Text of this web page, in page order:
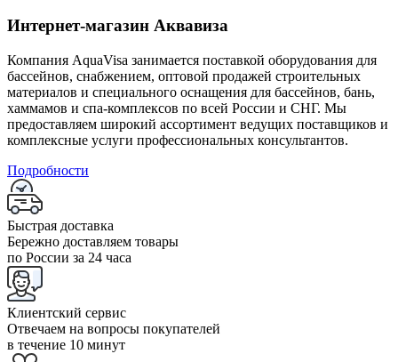
Интернет-магазин Аквавиза
Компания AquaVisa занимается поставкой оборудования для
бассейнов, снабжением, оптовой продажей строительных
материалов и специального оснащения для бассейнов, бань,
хаммамов и спа-комплексов по всей России и СНГ. Мы
предоставляем широкий ассортимент ведущих поставщиков и
комплексные услуги профессиональных консультантов.
Подробности
Быстрая доставка
Бережно доставляем товары
по России за 24 часа
Клиентский сервис
Отвечаем на вопросы покупателей
в течение 10 минут